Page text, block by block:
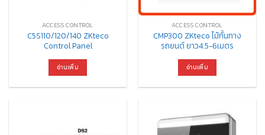
ACCESS CONTROL
C5S110/120/140 ZKteco
Control Panel
อ่านเพิ่ม
ACCESS CONTROL
CMP300 ZKteco ไม้กั้นทาง
รถยนต์ ยาว4.5-6เมตร
อ่านเพิ่ม